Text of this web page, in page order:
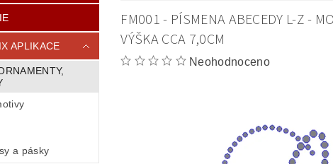
OBCHODNÍ PODMÍNKY PRO E-
(NÁKLADŮ EXPEDICE) PLATNÝ OD 14. 1.2025
APLIKACE
a pásky
FM001 - PÍSMENA ABECEDY L-Z -
VÝŠKA CCA 7,0CM
Neohodnoceno